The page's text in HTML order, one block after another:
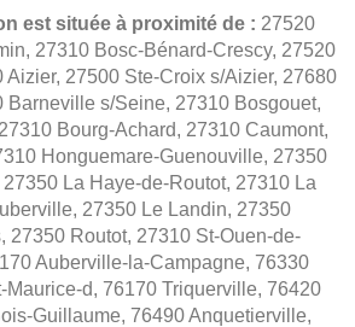
est située à proximité de : 27520
27310 Bosc-Bénard-Crescy, 27520
Aizier, 27500 Ste-Croix s/Aizier, 27680
Barneville s/Seine, 27310 Bosgouet,
Bourg-Achard, 27310 Caumont,
Honguemare-Guenouville, 27350
La Haye-de-Routot, 27310 La
27350 Le Landin, 27350
27350 Routot, 27310 St-Ouen-de-
Auberville-la-Campagne, 76330
Maurice-d, 76170 Triquerville, 76420
Guillaume, 76490 Anquetierville,